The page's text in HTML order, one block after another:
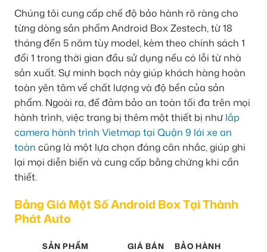
Chúng tôi cung cấp chế độ bảo hành rõ ràng cho
từng dòng sản phẩm Android Box Zestech, từ 18
tháng đến 5 năm tùy model, kèm theo chính sách 1
đổi 1 trong thời gian đầu sử dụng nếu có lỗi từ nhà
sản xuất. Sự minh bạch này giúp khách hàng hoàn
toàn yên tâm về chất lượng và độ bền của sản
phẩm. Ngoài ra, để đảm bảo an toàn tối đa trên mọi
hành trình, việc trang bị thêm một thiết bị như lắp
camera hành trình Vietmap tại Quận 9 lái xe an
toàn cũng là một lựa chọn đáng cân nhắc, giúp ghi
lại mọi diễn biến và cung cấp bằng chứng khi cần
thiết.
Bảng Giá Một Số Android Box Tại Thành
Phát Auto
SẢN PHẨM GIÁ BÁN BẢO HÀNH